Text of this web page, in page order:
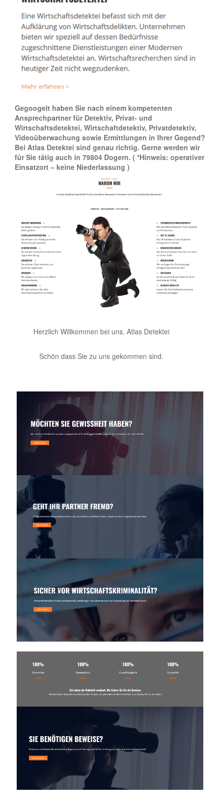
Gegoogelt haben Sie nach einem kompetenten
Ansprechpartner für Detektiv, Privat- und
Wirtschaftsdetektei, Wirtschaftdetektiv, Privatdetektiv,
Videoüberwachung sowie Ermittlungen in Ihrer Gegend?
Bei Atlas Detektei sind genau richtig. Gerne werden wir
für Sie tätig auch in 79804 Dogern. ( *Hinweis: operativer
Einsatzort – keine Niederlassung )
Herzlich Willkommen bei uns. Atlas Detektei
Schön dass Sie zu uns gekommen sind.